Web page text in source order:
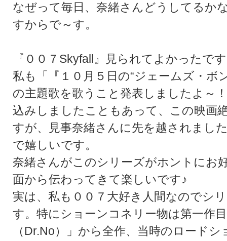
なぜって毎日、奈緒さんどうしてるか
すからで～す。
『００７Skyfall』見られてよかったで
私も「『１０月５日の“ジェームズ・ボ
の主題歌を歌うこと発表しましたよ～
込みしましたこともあって、この映画
すが、見事奈緒さんに先を越されまし
で嬉しいです。
奈緒さんがこのシリーズがホントにお
面から伝わってきて楽しいです♪
実は、私も００７大好き人間なのでシ
す。特にショーンコネリー物は第一作
（Dr.No）」から全作、当時のロード